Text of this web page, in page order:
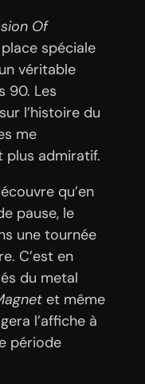
Of
spéciale
véritable
90. Les
l’histoire du
me
plus admiratif.
qu’en
pause, le
une tournée
C’est en
du metal
et même
l’affiche à
période